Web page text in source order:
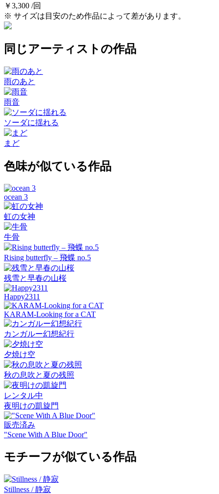
￥3,300 /回
※ サイズは目安のため作品によって差があります。
同じアーティストの作品
雨のあと
雨音
ソーダに揺れる
まど
色味が似ている作品
ocean 3
虹の女神
牛骨
Rising butterfly – 飛蝶 no.5
残雪と早春の山桜
Happy2311
KARAM-Looking for a CAT
カンガルー幻想紀行
夕焼け空
秋の息吹と夏の残照
レンタル中
夜明けの凱旋門
販売済み
"Scene With A Blue Door"
モチーフが似ている作品
Stillness / 静寂